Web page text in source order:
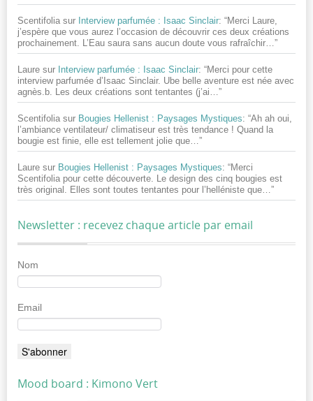
Scentifolia sur Interview parfumée : Isaac Sinclair: “Merci Laure,
j’espère que vous aurez l’occasion de découvrir ces deux créations
prochainement. L’Eau saura sans aucun doute vous rafraîchir… ”
Laure sur Interview parfumée : Isaac Sinclair: “Merci pour cette
interview parfumée d’Isaac Sinclair. Ube belle aventure est née avec
agnès.b. Les deux créations sont tentantes (j’ai… ”
Scentifolia sur Bougies Hellenist : Paysages Mystiques: “Ah ah oui,
l’ambiance ventilateur/ climatiseur est très tendance ! Quand la
bougie est finie, elle est tellement jolie que… ”
Laure sur Bougies Hellenist : Paysages Mystiques: “Merci
Scentifolia pour cette découverte. Le design des cinq bougies est
très original. Elles sont toutes tentantes pour l’helléniste que…”
Newsletter : recevez chaque article par email
Nom
Email
Mood board : Kimono Vert